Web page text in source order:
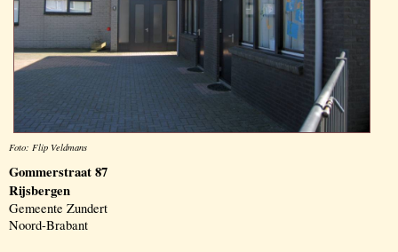
Foto: Flip Veldmans
Gommerstraat 87
Rijsbergen
Gemeente Zundert
Noord-Brabant